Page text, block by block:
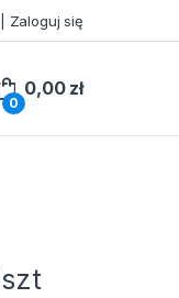
Zaloguj się
0
0,00 zł